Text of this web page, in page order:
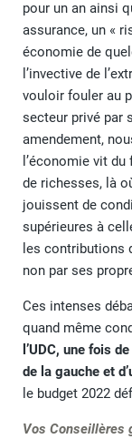
pour un an ainsi
assurance, un «
économie de
l’invective de
vouloir fouler au
secteur privé par
amendement,
l’économie vit
de richesses, là
jouissent de
supérieures à
les contributions
non par ses
Ces intenses
quand même
l’UDC, une fois
de la gauche et
le budget 2022
Vos Conseillères